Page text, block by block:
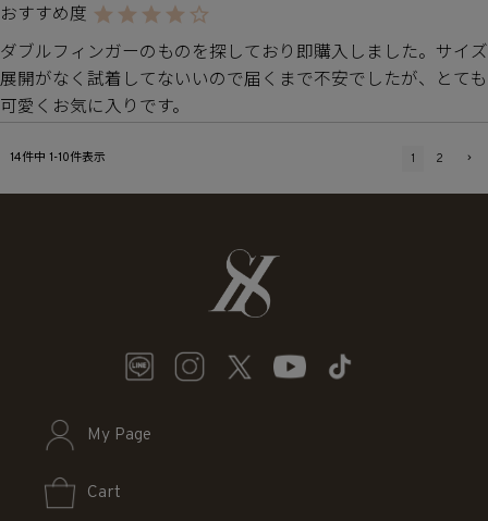
ダブルフィンガーのものを探しており即購入しました。サイズ
展開がなく試着してないいので届くまで不安でしたが、とても
可愛くお気に入りです。
14件中 1-10件表示 1 2
My Page
Cart